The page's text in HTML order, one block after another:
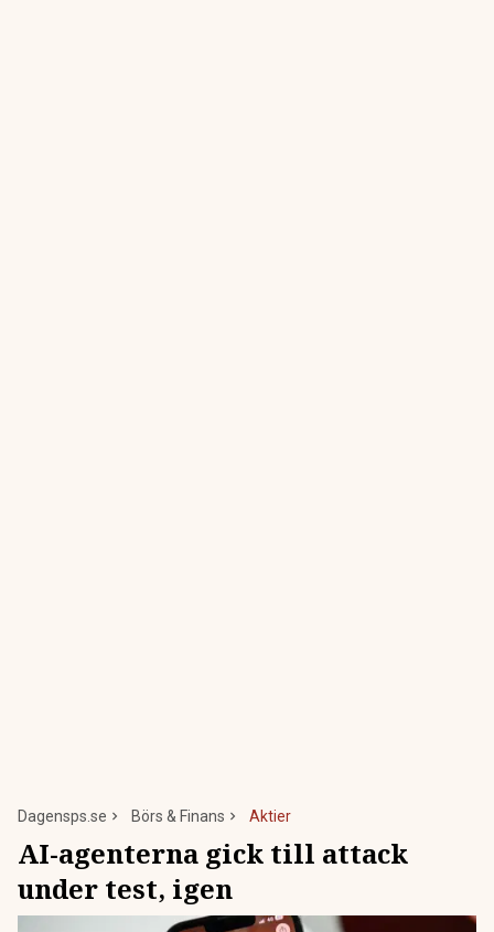
Dagensps.se Börs & Finans Aktier
AI-agenterna gick till attack
under test, igen